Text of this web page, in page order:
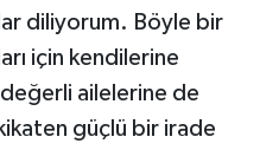
diliyorum. Böyle bir
için kendilerine
ailelerine de
güçlü bir irade